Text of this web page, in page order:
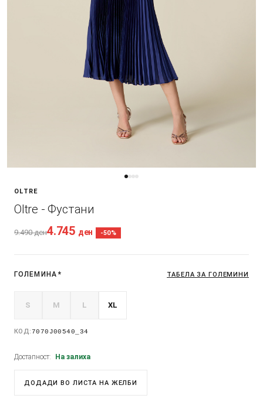
OLTRE
Oltre - Фустани
9.490ден4.745 ден -50%
ГОЛЕМИНА * ТАБЕЛА ЗА ГОЛЕМИНИ
S M L XL
КОД:7070J00540_34
Достапност: На залиха
ДОДАДИ ВО ЛИСТА НА ЖЕЛБИ